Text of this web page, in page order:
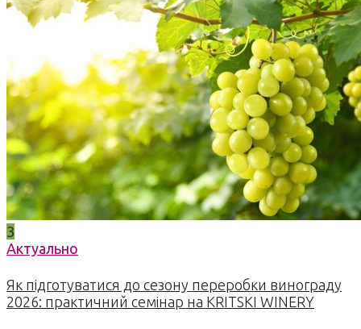
3
Актуально
Як підготуватися до сезону переробки винограду
2026: практичний семінар на KRITSKI WINERY